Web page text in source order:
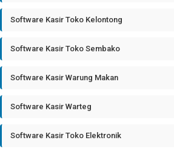
Software Kasir Toko Kelontong
Software Kasir Toko Sembako
Software Kasir Warung Makan
Software Kasir Warteg
Software Kasir Toko Elektronik